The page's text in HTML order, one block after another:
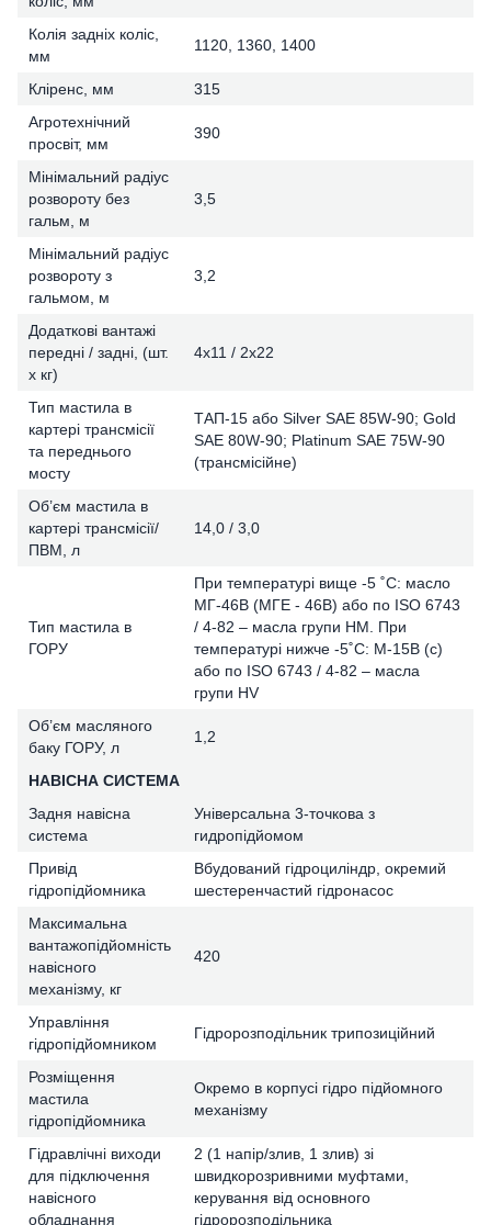
Колія задніх коліс,
мм
1120, 1360, 1400
Кліренс, мм
315
Агротехнічний
просвіт, мм
390
Мінімальний радіус
розвороту без
гальм, м
3,5
Мінімальний радіус
розвороту з
гальмом, м
3,2
Додаткові вантажі
передні / задні, (шт.
х кг)
4х11 / 2х22
Тип мастила в
картері трансмісії
та переднього
мосту
ТАП-15 або Silver SAE 85W-90; Gold
SAE 80W-90; Platinum SAE 75W-90
(трансмісійне)
Об’єм мастила в
картері трансмісії/
ПВМ, л
14,0 / 3,0
Тип мастила в
ГОРУ
При температурі вище -5 ˚С: масло
МГ-46В (МГЕ - 46В) або по ISO 6743
/ 4-82 – масла групи HM. При
температурі нижче -5˚С: М-15В (с)
або по ISO 6743 / 4-82 – масла
групи HV
Об’єм масляного
баку ГОРУ, л
1,2
НАВІСНА СИСТЕМА
Задня навісна
система
Універсальна 3-точкова з
гидропідйомом
Привід
гідропідйомника
Вбудований гідроциліндр, окремий
шестеренчастий гідронасос
Максимальна
вантажопідйомність
навісного
механізму, кг
420
Управління
гідропідйомником
Гідророзподільник трипозиційний
Розміщення
мастила
гідропідйомника
Окремо в корпусі гідро підйомного
механізму
Гідравлічні виходи
для підключення
навісного
обладнання
2 (1 напір/злив, 1 злив) зі
швидкорозривними муфтами,
керування від основного
гідророзподільника